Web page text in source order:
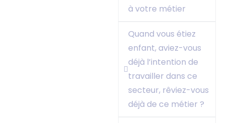
à votre métier
Quand vous étiez
enfant, aviez-vous
déjà l’intention de
travailler dans ce
secteur, rêviez-vous
déjà de ce métier ?